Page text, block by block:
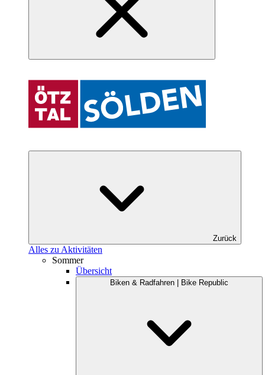
Zurück
Alles zu Aktivitäten
Sommer
Übersicht
Biken & Radfahren | Bike Republic